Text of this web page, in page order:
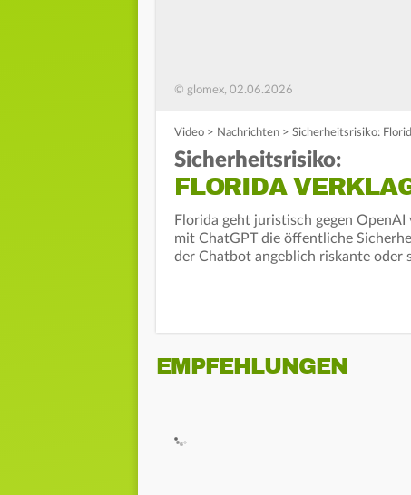
© glomex, 02.06.2026
Video > Nachrichten > Sicherheitsrisiko:
Sicherheitsrisiko:
FLORIDA
Florida geht juristisch gegen
mit ChatGPT die öffentliche
der Chatbot angeblich riskante oder
EMPFEHLUNGEN